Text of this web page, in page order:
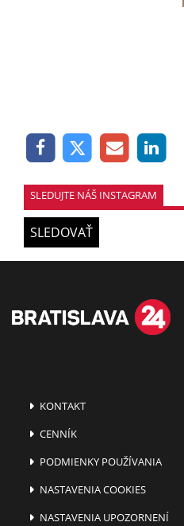
SLEDUJTE NÁŠ INSTAGRAM
SLEDOVAŤ
KONTAKT
CENNÍK
PODMIENKY POUŽÍVANIA
NASTAVENIA COOKIES
NASTAVENIA UPOZORNENÍ